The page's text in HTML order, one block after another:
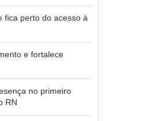
fica perto do acesso à
e fortalece
no primeiro
RN